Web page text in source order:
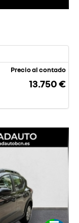
Precio al contado
13.750 €